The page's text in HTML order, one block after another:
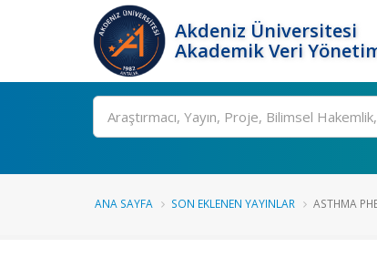
Akdeniz Üniversitesi
Akademik Veri
Ara
ANA SAYFA SON EKLENEN YAYINLAR ASTHMA